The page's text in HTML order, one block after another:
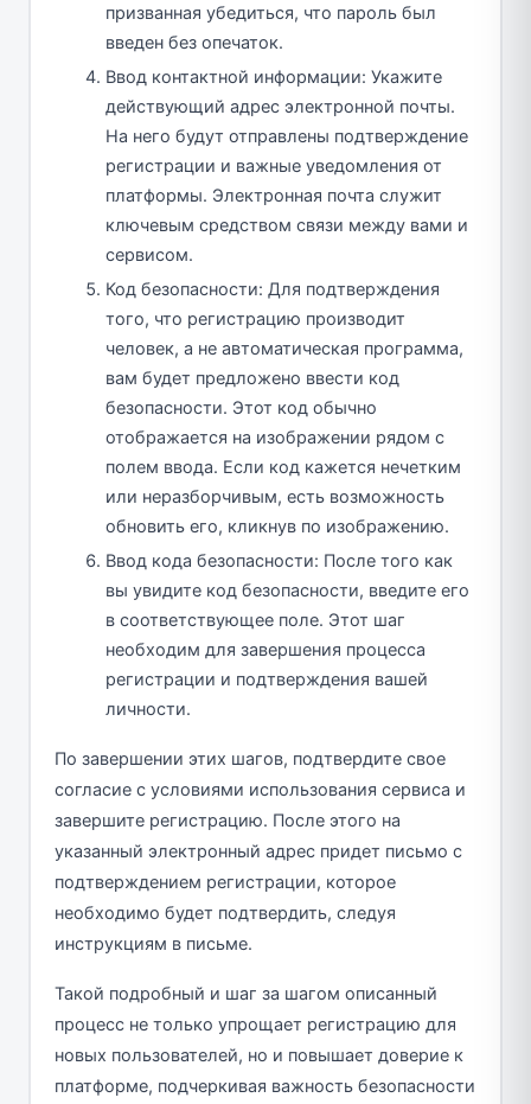
призванная убедиться, что пароль был
введен без опечаток.
Ввод контактной информации: Укажите
действующий адрес электронной почты.
На него будут отправлены подтверждение
регистрации и важные уведомления от
платформы. Электронная почта служит
ключевым средством связи между вами и
сервисом.
Код безопасности: Для подтверждения
того, что регистрацию производит
человек, а не автоматическая программа,
вам будет предложено ввести код
безопасности. Этот код обычно
отображается на изображении рядом с
полем ввода. Если код кажется нечетким
или неразборчивым, есть возможность
обновить его, кликнув по изображению.
Ввод кода безопасности: После того как
вы увидите код безопасности, введите его
в соответствующее поле. Этот шаг
необходим для завершения процесса
регистрации и подтверждения вашей
личности.
По завершении этих шагов, подтвердите свое
согласие с условиями использования сервиса и
завершите регистрацию. После этого на
указанный электронный адрес придет письмо с
подтверждением регистрации, которое
необходимо будет подтвердить, следуя
инструкциям в письме.
Такой подробный и шаг за шагом описанный
процесс не только упрощает регистрацию для
новых пользователей, но и повышает доверие к
платформе, подчеркивая важность безопасности